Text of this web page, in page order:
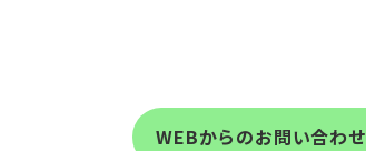
WEBからのお問い合わせ